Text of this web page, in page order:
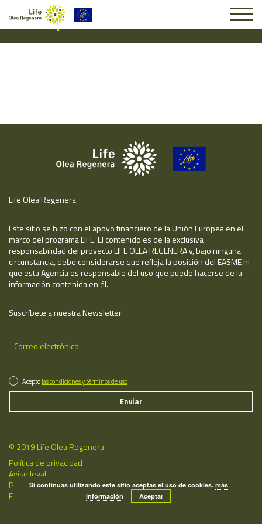
Suscripción #15979
Life Olea Regenera
Este sitio se hizo con el apoyo financiero de la Unión Europea en el
marco del programa LIFE. El contenido es de la exclusiva
responsabilidad del proyecto LIFE OLEA REGENERA y, bajo ninguna
circunstancia, debe considerarse que refleja la posición del EASME ni
que esta Agencia es responsable del uso que puede hacerse de la
información contenida en él.
Suscríbete a nuestra Newsletter
Aceptolas condiciones y términos de uso
© 2019 Life Olea Regenera
Política de privacidad
Aviso legal
Política de cookies
Fecha de última actualización: 09/08/2026
Si continuas utilizando este sitio aceptas el uso de cookies.más
información
Aceptar